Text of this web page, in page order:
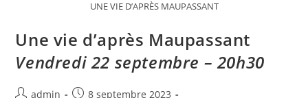
UNE VIE D’APRÈS MAUPASSANT
Une vie d’après Maupassant
Vendredi 22 septembre – 20h30
admin
8 septembre 2023